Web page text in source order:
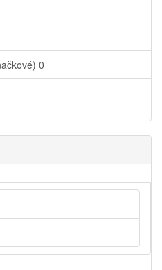
0